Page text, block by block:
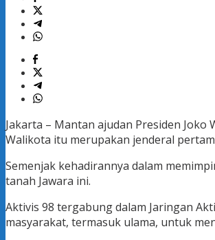
Jakarta – Mantan ajudan Presiden
Walikota itu merupakan jenderal
Semenjak kehadirannya dalam
tanah Jawara ini.
Aktivis 98 tergabung dalam Jaringan
masyarakat, termasuk ulama, untuk